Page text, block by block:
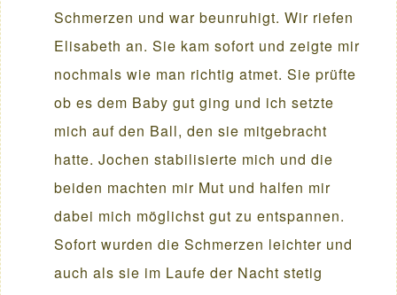
Schmerzen und war beunruhigt. Wir riefen
Elisabeth an. Sie kam sofort und zeigte mir
nochmals wie man richtig atmet. Sie prüfte
ob es dem Baby gut ging und ich setzte
mich auf den Ball, den sie mitgebracht
hatte. Jochen stabilisierte mich und die
beiden machten mir Mut und halfen mir
dabei mich möglichst gut zu entspannen.
Sofort wurden die Schmerzen leichter und
auch als sie im Laufe der Nacht stetig